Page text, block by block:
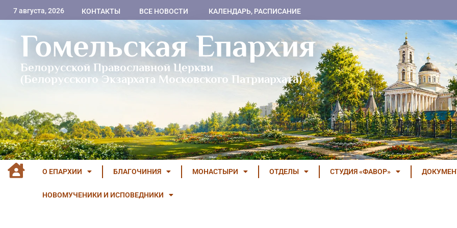
7 августа, 2026 КОНТАКТЫ ВСЕ НОВОСТИ КАЛЕНДАРЬ, РАСПИСАНИЕ
Гомельская Епархия
Белорусской Православной Церкви
(Белорусского Экзархата Московского Патриархата)
О ЕПАРХИИ БЛАГОЧИНИЯ МОНАСТЫРИ ОТДЕЛЫ СТУДИЯ «ФАВОР»
НОВОМУЧЕНИКИ И ИСПОВЕДНИКИ